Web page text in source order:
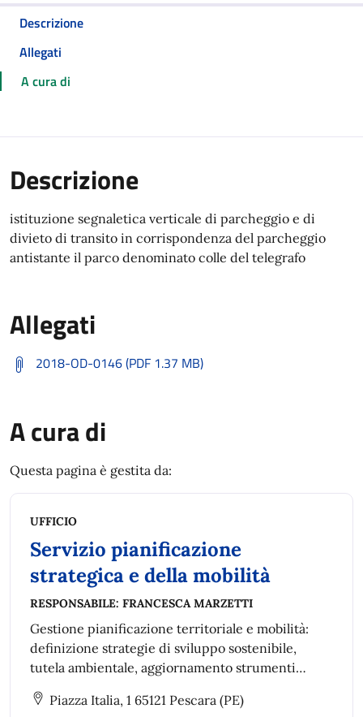
Descrizione
Allegati
A cura di
Descrizione
istituzione segnaletica verticale di parcheggio e di
divieto di transito in corrispondenza del parcheggio
antistante il parco denominato colle del telegrafo
Allegati
2018-OD-0146 (PDF 1.37 MB)
A cura di
Questa pagina è gestita da:
UFFICIO
Servizio pianificazione
strategica e della mobilità
RESPONSABILE: FRANCESCA MARZETTI
Gestione pianificazione territoriale e mobilità:
definizione strategie di sviluppo sostenibile,
tutela ambientale, aggiornamento strumenti
urbanistici, piani di settore e piani speciali anche
intercomunali.
Piazza Italia, 1 65121 Pescara (PE)